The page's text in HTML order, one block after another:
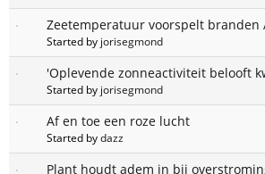
Zeetemperatuur voorspelt branden
Started by jorisegmond
'Oplevende zonneactiviteit belooft
Started by jorisegmond
Af en toe een roze lucht
Started bydazz
Plant houdt adem in bij